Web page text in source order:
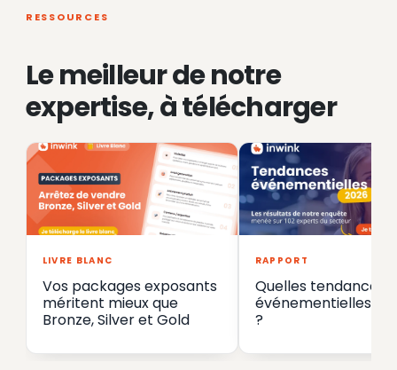
RESSOURCES
Le meilleur de notre
expertise, à télécharger
LIVRE BLANC
Vos packages exposants
méritent mieux que
Bronze, Silver et Gold
RAPPORT
Quelles tendances
événementielles en
?